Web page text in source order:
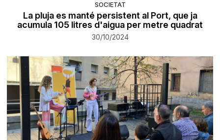
SOCIETAT
La pluja es manté persistent al Port, que ja
acumula 105 litres d'aigua per metre quadrat
30/10/2024